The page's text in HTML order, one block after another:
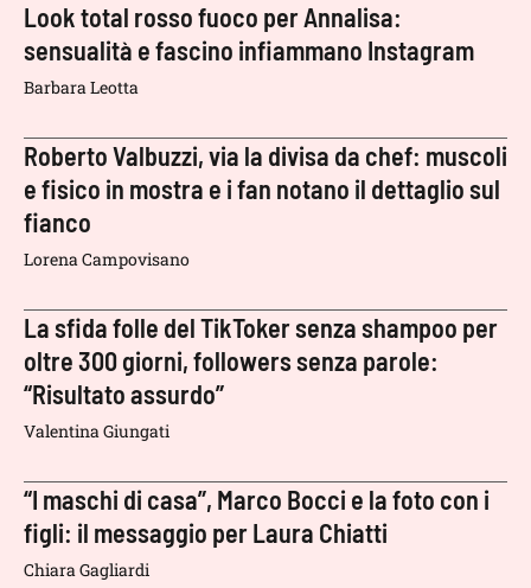
Look total rosso fuoco per Annalisa:
sensualità e fascino infiammano Instagram
Barbara Leotta
Roberto Valbuzzi, via la divisa da chef: muscoli
e fisico in mostra e i fan notano il dettaglio sul
fianco
Lorena Campovisano
La sfida folle del TikToker senza shampoo per
oltre 300 giorni, followers senza parole:
“Risultato assurdo”
Valentina Giungati
“I maschi di casa”, Marco Bocci e la foto con i
figli: il messaggio per Laura Chiatti
Chiara Gagliardi